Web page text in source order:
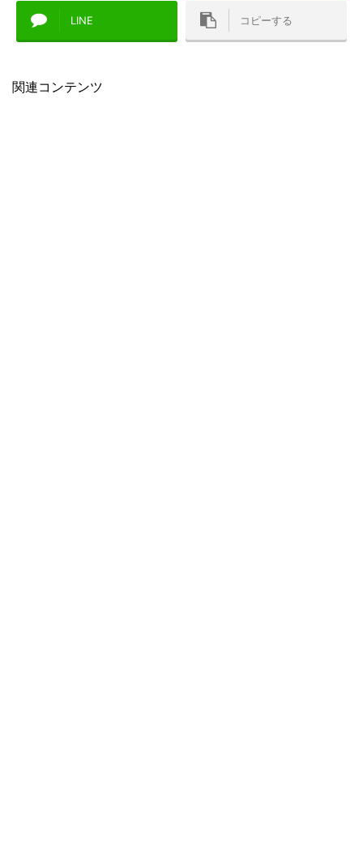
LINE コピーする
関連コンテンツ